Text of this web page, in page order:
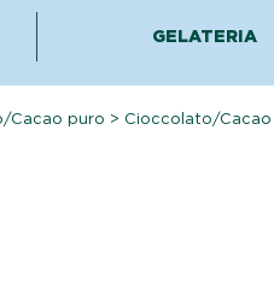
GELATERIA
Cacao puro > Cioccolato/Cacao